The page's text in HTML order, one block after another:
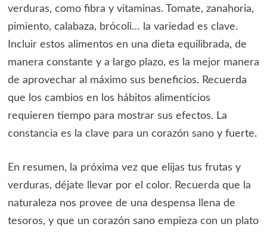
verduras, como fibra y vitaminas. Tomate, zanahoria,
pimiento, calabaza, brócoli… la variedad es clave.
Incluir estos alimentos en una dieta equilibrada, de
manera constante y a largo plazo, es la mejor manera
de aprovechar al máximo sus beneficios. Recuerda
que los cambios en los hábitos alimenticios
requieren tiempo para mostrar sus efectos. La
constancia es la clave para un corazón sano y fuerte.
En resumen, la próxima vez que elijas tus frutas y
verduras, déjate llevar por el color. Recuerda que la
naturaleza nos provee de una despensa llena de
tesoros, y que un corazón sano empieza con un plato